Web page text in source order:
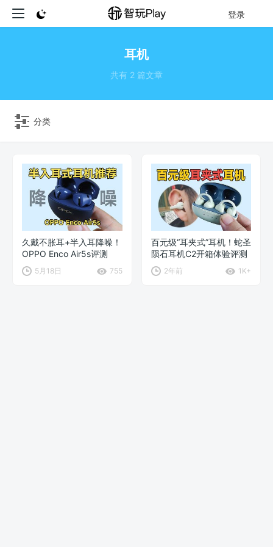
登录
耳机
共有 2 篇文章
分类
久戴不胀耳+半入耳降噪！
OPPO Enco Air5s评测
5月18日 755
百元级“耳夹式”耳机！蛇圣
陨石耳机C2开箱体验评测
2年前 1K+